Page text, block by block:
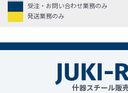
受注・お問い合わせ業務のみ
発送業務のみ
什器スチール販